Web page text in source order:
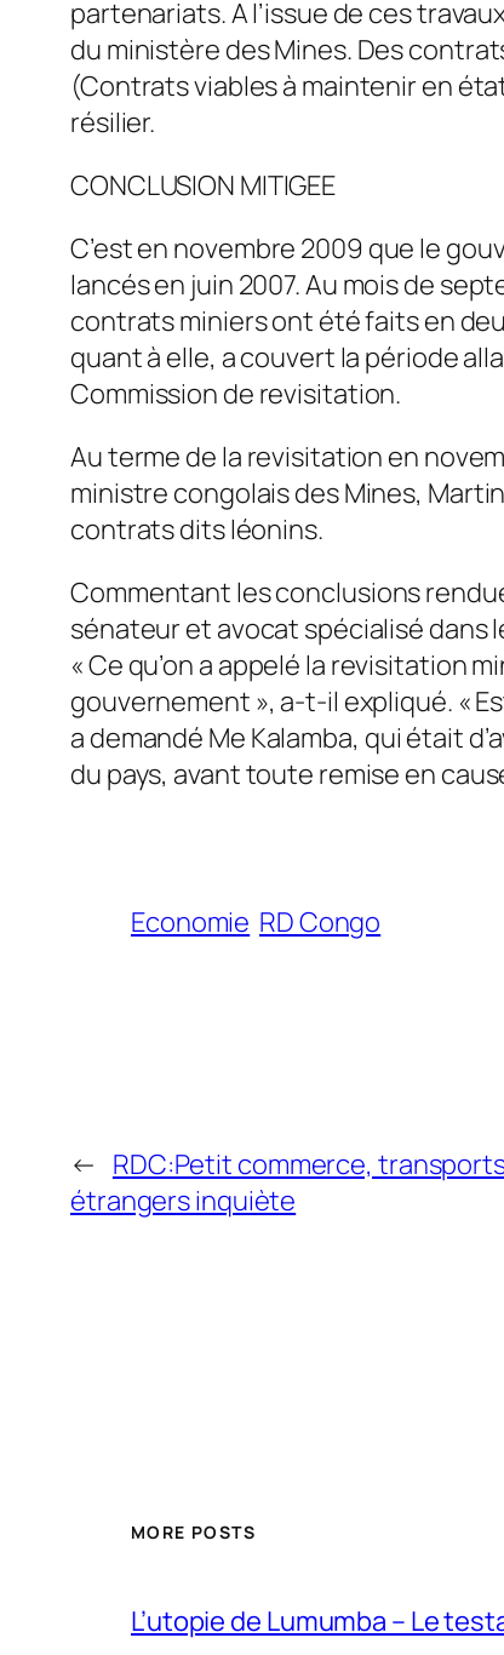
partenariats. A l’issue de ces
du ministère des Mines. Des
(Contrats viables à maintenir en
résilier.
CONCLUSION MITIGEE
C’est en novembre 2009 que le
lancés en juin 2007. Au mois de
contrats miniers ont été faits en
quant à elle, a couvert la période
Commission de revisitation.
Au terme de la revisitation en
ministre congolais des Mines,
contrats dits léonins.
Commentant les conclusions
sénateur et avocat spécialisé dans
« Ce qu’on a appelé la revisitation
gouvernement », a-t-il expliqué. «
a demandé Me Kalamba, qui était
du pays, avant toute remise en
Economie RD Congo
← RDC:Petit commerce,
étrangers inquiète
MORE POSTS
L’utopie de Lumumba – Le